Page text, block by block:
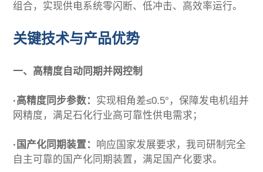
组合，实现供电系统零闪断、低冲击、高效率运行。
关键技术与产品优势
一、高精度自动同期并网控制
·高精度同步参数： 实现相角差≤0.5°，保障发电机组并
网精度，满足石化行业高可靠性供电需求；
·国产化同期装置： 响应国家发展要求，我司研制完全
自主可靠的国产化同期装置，满足国产化要求。